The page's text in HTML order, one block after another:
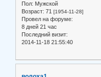
Пол: Мужской
Возраст: 71 [1954-11-28]
Провел на форуме:
8 дней 21 час
Последний визит:
2014-11-18 21:55:40